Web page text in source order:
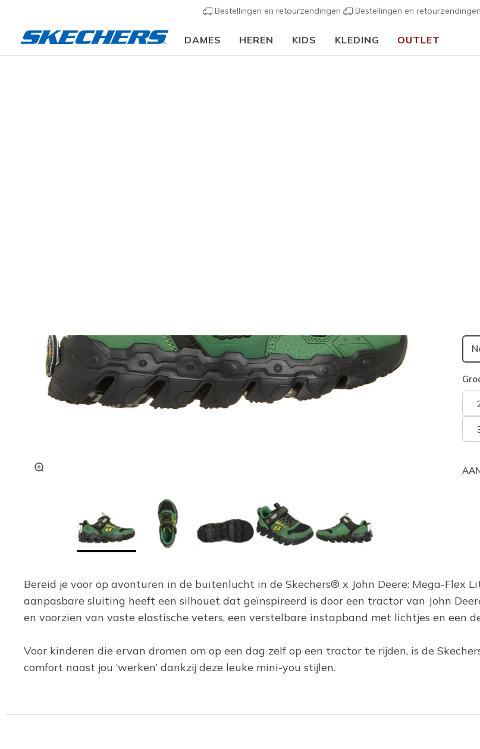
Bestellingen en retourzendingen Bestellingen en retourzendingen
DAMES HEREN KIDS KLEDING OUTLET
Bereid je voor op avonturen in de buitenlucht in de Skechers® x John Deere: Mega-Flex
aanpasbare sluiting heeft een silhouet dat geïnspireerd is door een tractor van John
en voorzien van vaste elastische veters, een verstelbare instapband met lichtjes en een
Voor kinderen die ervan dromen om op een dag zelf op een tractor te rijden, is de
comfort naast jou ‘werken’ dankzij deze leuke mini-you stijlen.